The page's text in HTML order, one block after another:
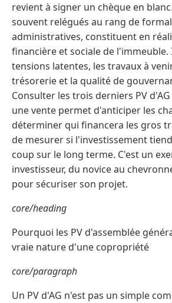
revient à signer un chèque en
souvent relégués au rang de
administratives, constituent en
financière et sociale de l'immeuble.
tensions latentes, les travaux à
trésorerie et la qualité de
Consulter les trois derniers PV
une vente permet d'anticiper les
déterminer qui financera les gros
de mesurer si l'investissement
coup sur le long terme. C'est un
investisseur, du novice au
pour sécuriser son projet.
core/heading
Pourquoi les PV d'assemblée
vraie nature d'une copropriété
core/paragraph
Un PV d'AG n'est pas un simple